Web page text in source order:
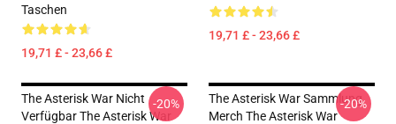
Taschen
19,71 £ - 23,66 £
19,71 £ - 23,66 £
The Asterisk War Nicht
Verfügbar The Asterisk War
-20%
The Asterisk War Sammlung
Merch The Asterisk War
-20%